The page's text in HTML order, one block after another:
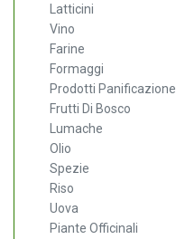
Latticini
Vino
Farine
Formaggi
Prodotti Panificazione
Frutti Di Bosco
Lumache
Olio
Spezie
Riso
Uova
Piante Officinali